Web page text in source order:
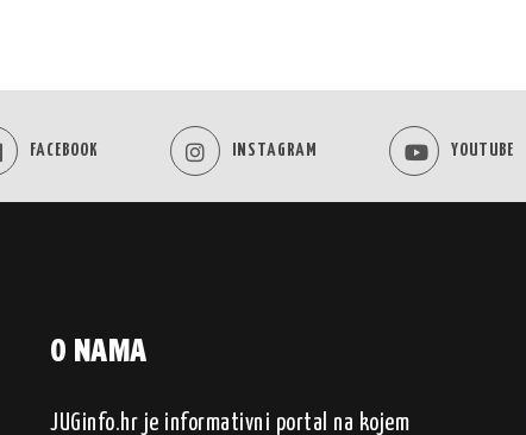
FACEBOOK INSTAGRAM YOUTUBE
O NAMA
JUGinfo.hr je informativni portal na kojem